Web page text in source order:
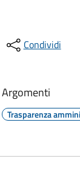
Condividi
Argomenti
Trasparenza